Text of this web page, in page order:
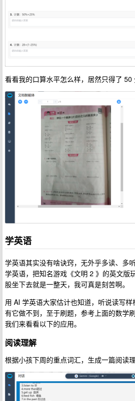
看看我的口算水平怎么样，居然只得了
学英语
学英语其实没有啥诀窍，无外乎多读、多
学英语，把知名游戏《文明 2 》的英文版
股坐下去就是一整天，我可真是刻苦啊。
用 AI 学英语大家估计也知道，听说读写
有它做不到，至于刷题，参考上面的数学
我们来看看以下的应用。
阅读理解
根据小孩下周的重点词汇，生成一篇阅读